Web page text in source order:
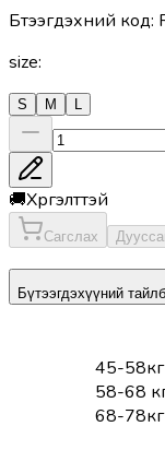
Бүтээгдэхүүний код:
size:
S M
🚚Хүргэлттэй
Сагслах
Бүтээгдэхүүний
45-58кг
58-68
68-